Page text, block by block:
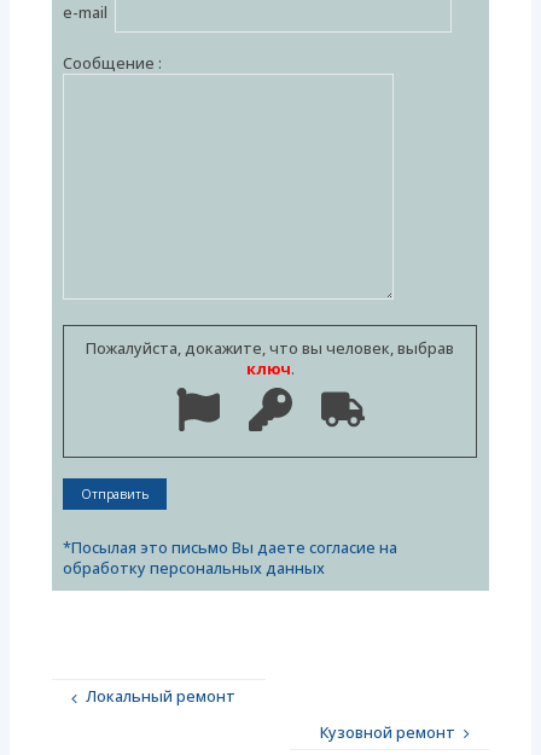
e-mail
Сообщение :
Пожалуйста, докажите, что вы человек, выбрав
ключ.
*Посылая это письмо Вы даете согласие на
обработку персональных данных
Локальный ремонт
Кузовной ремонт